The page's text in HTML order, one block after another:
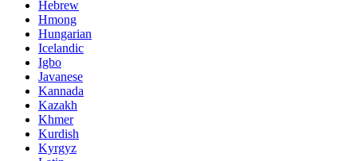
Hebrew
Hmong
Hungarian
Icelandic
Igbo
Javanese
Kannada
Kazakh
Khmer
Kurdish
Kyrgyz